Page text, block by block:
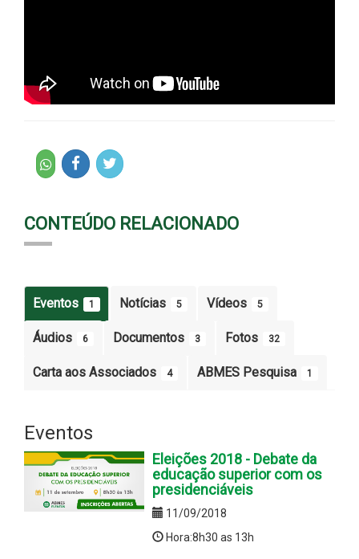
CONTEÚDO RELACIONADO
Eventos 1 Notícias 5 Vídeos 5
Áudios 6 Documentos 3 Fotos 32
Carta aos Associados 4 ABMES Pesquisa 1
Eventos
Eleições 2018 - Debate da
educação superior com os
presidenciáveis
11/09/2018
Hora:8h30 as 13h